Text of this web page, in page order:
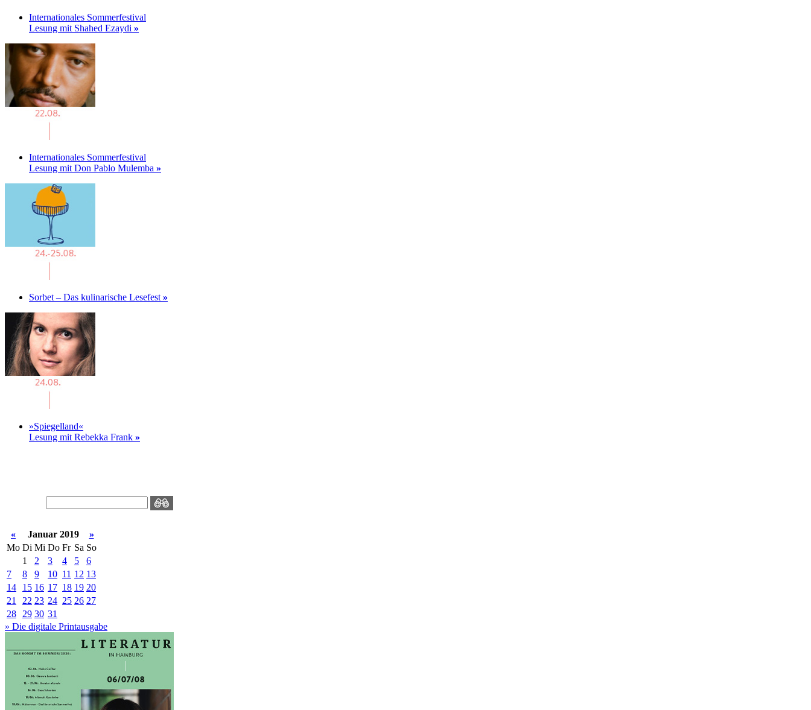
Internationales Sommerfestival
Lesung mit Shahed Ezaydi »
Internationales Sommerfestival
Lesung mit Don Pablo Mulemba »
Sorbet – Das kulinarische Lesefest »
»Spiegelland«
Lesung mit Rebekka Frank »
« Januar 2019
»
Mo Di Mi Do Fr Sa So
1
2 3 4 5
6
7
8 9 10 11 12 13
14
15 16 17 18 19 20
21
22 23 24 25 26 27
28
29 30 31
» Die digitale Printausgabe